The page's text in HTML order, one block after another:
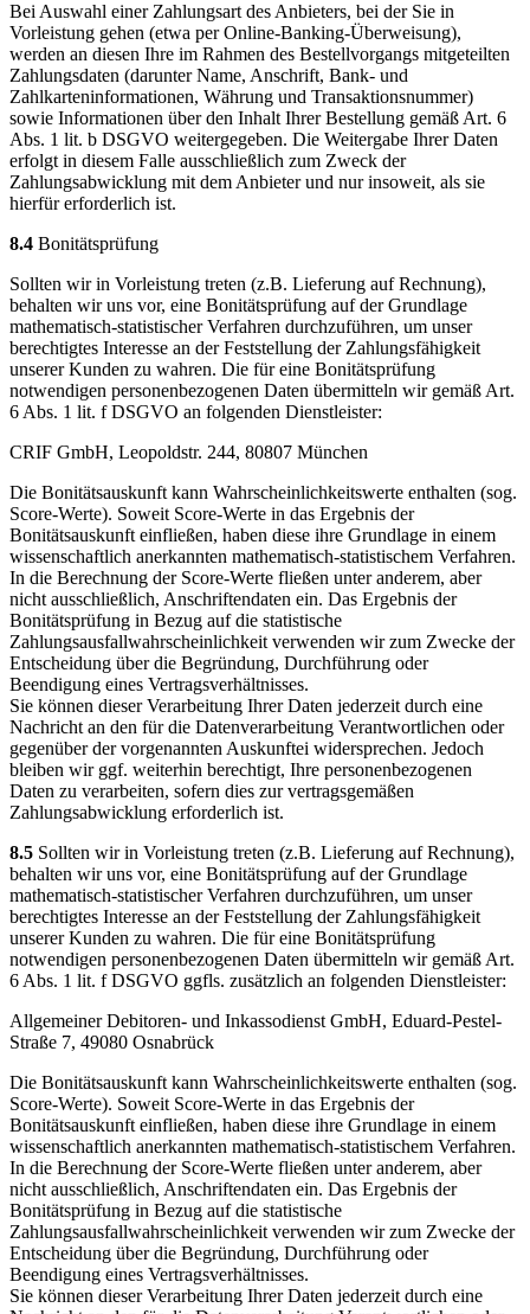
Bei Auswahl einer Zahlungsart des Anbieters, bei der Sie in
Vorleistung gehen (etwa per Online-Banking-Überweisung),
werden an diesen Ihre im Rahmen des Bestellvorgangs mitgeteilten
Zahlungsdaten (darunter Name, Anschrift, Bank- und
Zahlkarteninformationen, Währung und Transaktionsnummer)
sowie Informationen über den Inhalt Ihrer Bestellung gemäß Art. 6
Abs. 1 lit. b DSGVO weitergegeben. Die Weitergabe Ihrer Daten
erfolgt in diesem Falle ausschließlich zum Zweck der
Zahlungsabwicklung mit dem Anbieter und nur insoweit, als sie
hierfür erforderlich ist.
8.4 Bonitätsprüfung
Sollten wir in Vorleistung treten (z.B. Lieferung auf Rechnung),
behalten wir uns vor, eine Bonitätsprüfung auf der Grundlage
mathematisch-statistischer Verfahren durchzuführen, um unser
berechtigtes Interesse an der Feststellung der Zahlungsfähigkeit
unserer Kunden zu wahren. Die für eine Bonitätsprüfung
notwendigen personenbezogenen Daten übermitteln wir gemäß Art.
6 Abs. 1 lit. f DSGVO an folgenden Dienstleister:
CRIF GmbH, Leopoldstr. 244, 80807 München
Die Bonitätsauskunft kann Wahrscheinlichkeitswerte enthalten (sog.
Score-Werte). Soweit Score-Werte in das Ergebnis der
Bonitätsauskunft einfließen, haben diese ihre Grundlage in einem
wissenschaftlich anerkannten mathematisch-statistischem Verfahren.
In die Berechnung der Score-Werte fließen unter anderem, aber
nicht ausschließlich, Anschriftendaten ein. Das Ergebnis der
Bonitätsprüfung in Bezug auf die statistische
Zahlungsausfallwahrscheinlichkeit verwenden wir zum Zwecke der
Entscheidung über die Begründung, Durchführung oder
Beendigung eines Vertragsverhältnisses.
Sie können dieser Verarbeitung Ihrer Daten jederzeit durch eine
Nachricht an den für die Datenverarbeitung Verantwortlichen oder
gegenüber der vorgenannten Auskunftei widersprechen. Jedoch
bleiben wir ggf. weiterhin berechtigt, Ihre personenbezogenen
Daten zu verarbeiten, sofern dies zur vertragsgemäßen
Zahlungsabwicklung erforderlich ist.
8.5 Sollten wir in Vorleistung treten (z.B. Lieferung auf Rechnung),
behalten wir uns vor, eine Bonitätsprüfung auf der Grundlage
mathematisch-statistischer Verfahren durchzuführen, um unser
berechtigtes Interesse an der Feststellung der Zahlungsfähigkeit
unserer Kunden zu wahren. Die für eine Bonitätsprüfung
notwendigen personenbezogenen Daten übermitteln wir gemäß Art.
6 Abs. 1 lit. f DSGVO ggfls. zusätzlich an folgenden Dienstleister:
Allgemeiner Debitoren- und Inkassodienst GmbH, Eduard-Pestel-
Straße 7, 49080 Osnabrück
Die Bonitätsauskunft kann Wahrscheinlichkeitswerte enthalten (sog.
Score-Werte). Soweit Score-Werte in das Ergebnis der
Bonitätsauskunft einfließen, haben diese ihre Grundlage in einem
wissenschaftlich anerkannten mathematisch-statistischem Verfahren.
In die Berechnung der Score-Werte fließen unter anderem, aber
nicht ausschließlich, Anschriftendaten ein. Das Ergebnis der
Bonitätsprüfung in Bezug auf die statistische
Zahlungsausfallwahrscheinlichkeit verwenden wir zum Zwecke der
Entscheidung über die Begründung, Durchführung oder
Beendigung eines Vertragsverhältnisses.
Sie können dieser Verarbeitung Ihrer Daten jederzeit durch eine